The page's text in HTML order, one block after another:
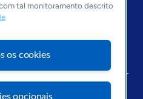
tal monitoramento descrito
os cookies
opcionais